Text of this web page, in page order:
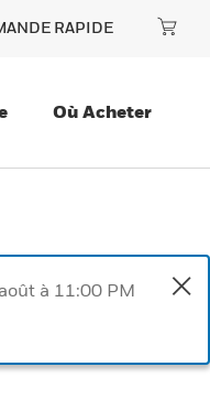
RAPIDE
Où Acheter
à 11:00 PM